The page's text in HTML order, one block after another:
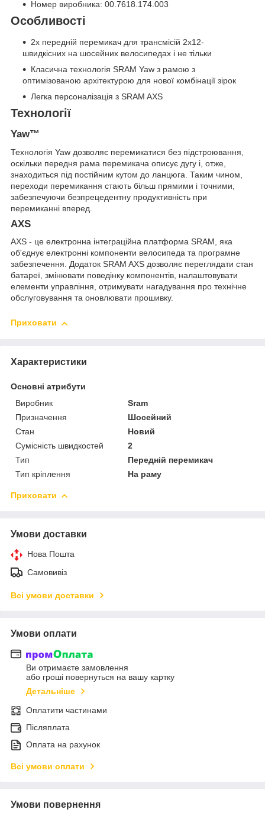
Номер виробника: 00.7618.174.003
Особливості
2x передній перемикач для трансмісій 2x12-
швидкісних на шосейних велосипедах і не тільки
Класична технологія SRAM Yaw з рамою з
оптимізованою архітектурою для нової комбінації зірок
Легка персоналізація з SRAM AXS
Технології
Yaw™
Технологія Yaw дозволяє перемикатися без підстроювання,
оскільки передня рама перемикача описує дугу і, отже,
знаходиться під постійним кутом до ланцюга. Таким чином,
переходи перемикання стають більш прямими і точними,
забезпечуючи безпрецедентну продуктивність при
перемиканні вперед.
AXS
AXS - це електронна інтеграційна платформа SRAM, яка
об'єднує електронні компоненти велосипеда та програмне
забезпечення. Додаток SRAM AXS дозволяє переглядати стан
батареї, змінювати поведінку компонентів, налаштовувати
елементи управління, отримувати нагадування про технічне
обслуговування та оновлювати прошивку.
Приховати
Характеристики
Основні атрибути
Виробник
Sram
Призначення
Шосейний
Стан
Новий
Сумісність швидкостей
2
Тип
Передній перемикач
Тип кріплення
На раму
Приховати
Умови доставки
Нова Пошта
Самовивіз
Всі умови доставки
Умови оплати
Ви отримаєте замовлення
або гроші повернуться на вашу картку
Детальніше
Оплатити частинами
Післяплата
Оплата на рахунок
Всі умови оплати
Умови повернення